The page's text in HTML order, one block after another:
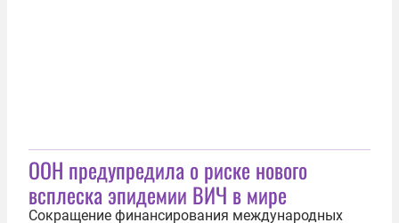
ООН предупредила о риске нового
всплеска эпидемии ВИЧ в мире
Сокращение финансирования международных